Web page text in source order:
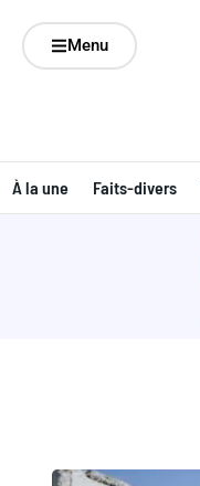
Menu
À la une Faits-divers